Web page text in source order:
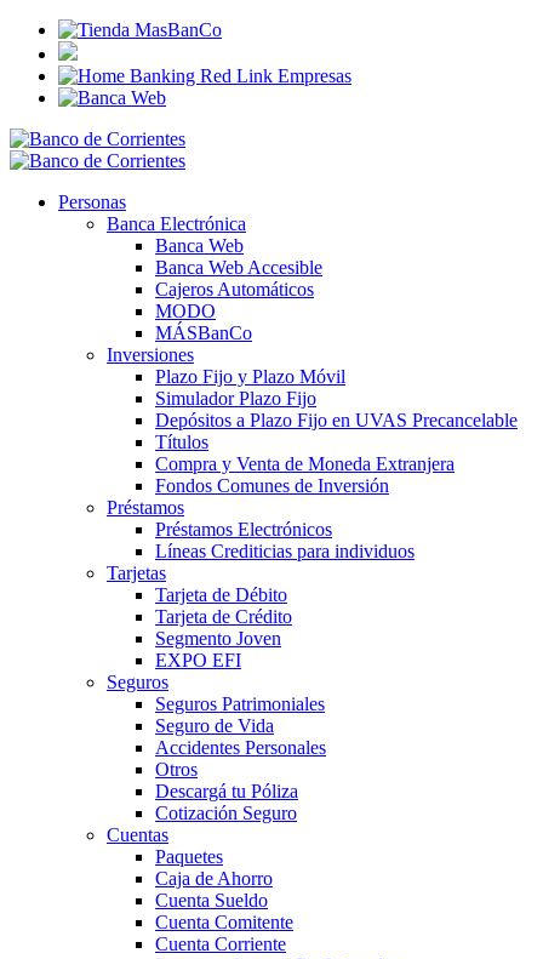
Personas
Banca Electrónica
Banca Web
Banca Web Accesible
Cajeros Automáticos
MODO
MÁSBanCo
Inversiones
Plazo Fijo y Plazo Móvil
Simulador Plazo Fijo
Depósitos a Plazo Fijo en UVAS Precancelable
Títulos
Compra y Venta de Moneda Extranjera
Fondos Comunes de Inversión
Préstamos
Préstamos Electrónicos
Líneas Crediticias para individuos
Tarjetas
Tarjeta de Débito
Tarjeta de Crédito
Segmento Joven
EXPO EFI
Seguros
Seguros Patrimoniales
Seguro de Vida
Accidentes Personales
Otros
Descargá tu Póliza
Cotización Seguro
Cuentas
Paquetes
Caja de Ahorro
Cuenta Sueldo
Cuenta Comitente
Cuenta Corriente